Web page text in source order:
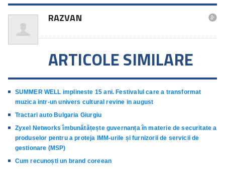
RAZVAN 
ARTICOLE SIMILARE
SUMMER WELL implineste 15 ani. Festivalul care a transformat
muzica intr-un univers cultural revine in august
Tractari auto Bulgaria Giurgiu
Zyxel Networks îmbunătățește guvernanța în materie de securitate a
produselor pentru a proteja IMM-urile și furnizorii de servicii de
gestionare (MSP)
Cum recunoști un brand coreean